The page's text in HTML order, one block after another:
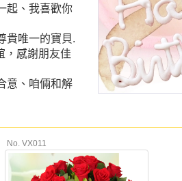
起、我喜歡你
貴唯一的寶貝.
，感謝朋友佳
意、咱倆和解
No. VX011